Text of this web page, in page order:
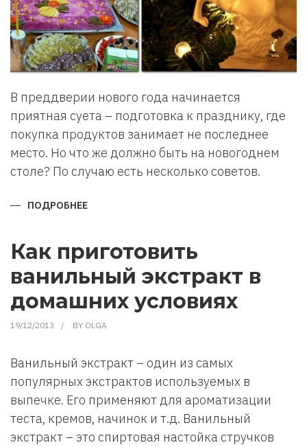
В преддверии нового года начинается
приятная суета – подготовка к празднику, где
покупка продуктов занимает не последнее
место. Но что же должно быть на новогоднем
столе? По случаю есть несколько советов.
ПОДРОБНЕЕ
НОВОГОДНЕМ
СТОЛЕ.
Как приготовить
ванильный экстракт в
домашних условиях
19/12/2013 BY OLGA
Ванильный экстракт – один из самых
популярных экстрактов используемых в
выпечке. Его применяют для ароматизации
теста, кремов, начинок и т.д. Ванильный
экстракт – это спиртовая настойка стручков